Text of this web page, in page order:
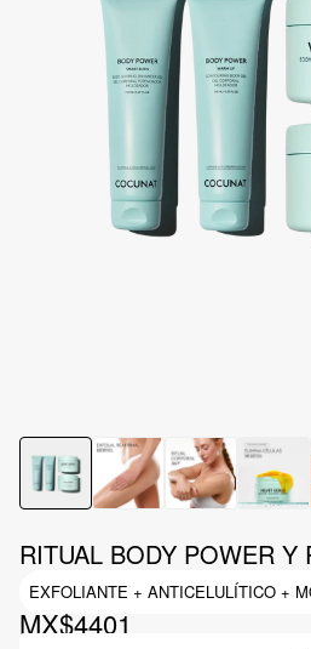
RITUAL BODY POWER Y
EXFOLIANTE + ANTICELULÍTICO +
MX$4401